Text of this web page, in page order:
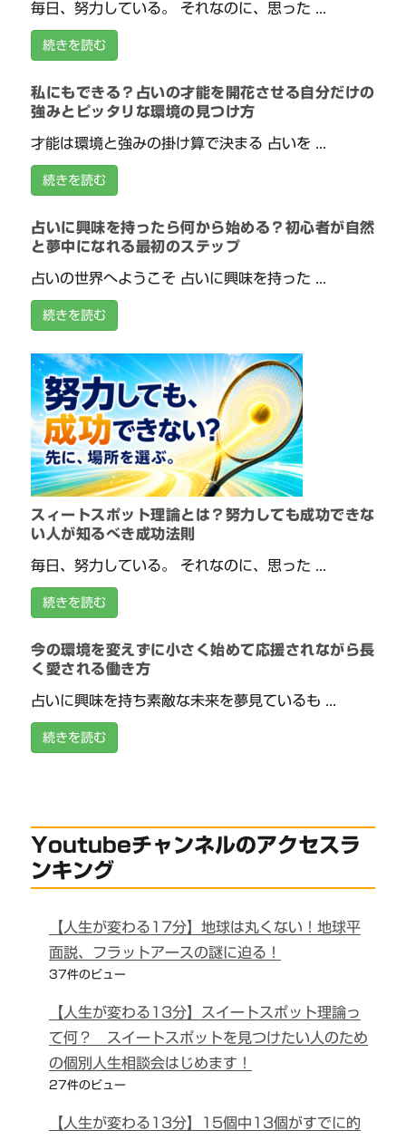
毎日、努力している。 それなのに、思った ...
続きを読む
私にもできる？占いの才能を開花させる自分だけの
強みとピッタリな環境の見つけ方
才能は環境と強みの掛け算で決まる 占いを ...
続きを読む
占いに興味を持ったら何から始める？初心者が自然
と夢中になれる最初のステップ
占いの世界へようこそ 占いに興味を持った ...
続きを読む
スィートスポット理論とは？努力しても成功できな
い人が知るべき成功法則
毎日、努力している。 それなのに、思った ...
続きを読む
今の環境を変えずに小さく始めて応援されながら長
く愛される働き方
占いに興味を持ち素敵な未来を夢見ているも ...
続きを読む
Youtubeチャンネルのアクセスラ
ンキング
【人生が変わる17分】地球は丸くない！地球平
面説、フラットアースの謎に迫る！
37件のビュー
【人生が変わる13分】スイートスポット理論っ
て何？ スイートスポットを見つけたい人のため
の個別人生相談会はじめます！
27件のビュー
【人生が変わる13分】15個中13個がすでに的